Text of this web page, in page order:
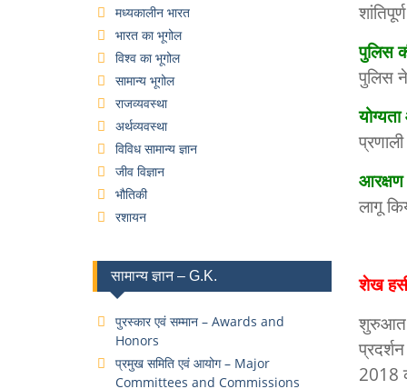
पुलिस
पुलिस
आरक्षण
लागू
शेख
शुरुआत
2018
मध्यकालीन भारत
भारत का भूगोल
विश्व का भूगोल
सामान्य भूगोल
राजव्यवस्था
अर्थव्यवस्था
विविध सामान्य ज्ञान
जीव विज्ञान
भौतिकी
रशायन
सामान्य ज्ञान – G.K.
पुरस्कार एवं सम्मान – Awards and
Honors
प्रमुख समिति एवं आयोग – Major
Committees and Commissions